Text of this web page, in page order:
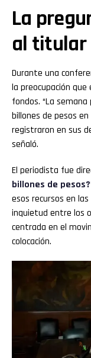
La
al titular
Durante una
la preocupación
fondos. “La
billones de pesos
registraron en sus
señaló.
El periodista fue
billones de
esos recursos en
inquietud entre los
centrada en el
colocación.